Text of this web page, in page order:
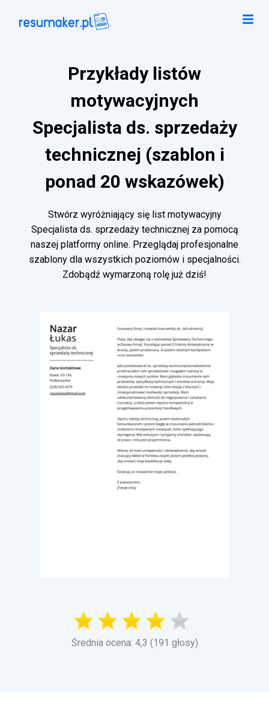
Przykłady listów
motywacyjnych
Specjalista ds. sprzedaży
technicznej (szablon i
ponad 20 wskazówek)
Stwórz wyróżniający się list motywacyjny
Specjalista ds. sprzedaży technicznej za pomocą
naszej platformy online. Przeglądaj profesjonalne
szablony dla wszystkich poziomów i specjalności.
Zdobądź wymarzoną rolę już dziś!
Średnia ocena: 4,3 (191 głosy)